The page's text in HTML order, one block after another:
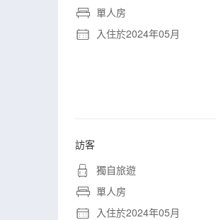
單人房
入住於2024年05月
訪客
獨自旅遊
單人房
入住於2024年05月